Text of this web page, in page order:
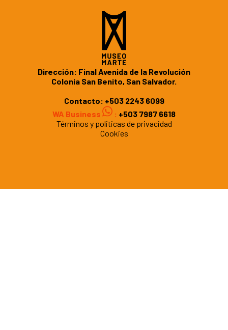
Dirección: Final Avenida de la Revolución
Colonia San Benito, San Salvador.
Contacto: +503 2243 6099
WA Business
: +503 7987 6618
Términos y politicas de privacidad
Cookies